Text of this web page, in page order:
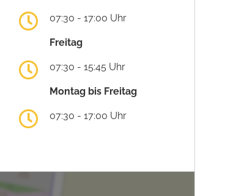
07:30 - 17:00 Uhr
Freitag
07:30 - 15:45 Uhr
Montag bis Freitag
07:30 - 17:00 Uhr